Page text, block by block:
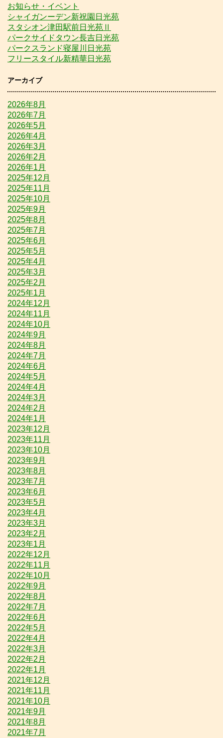
お知らせ・イベント
シャイガンーデン新祝園日光苑
スタシオン津田駅前日光苑Ⅱ
パークサイドタウン長吉日光苑
パークスランド寝屋川日光苑
フリースタイル新精華日光苑
アーカイブ
2026年8月
2026年7月
2026年5月
2026年4月
2026年3月
2026年2月
2026年1月
2025年12月
2025年11月
2025年10月
2025年9月
2025年8月
2025年7月
2025年6月
2025年5月
2025年4月
2025年3月
2025年2月
2025年1月
2024年12月
2024年11月
2024年10月
2024年9月
2024年8月
2024年7月
2024年6月
2024年5月
2024年4月
2024年3月
2024年2月
2024年1月
2023年12月
2023年11月
2023年10月
2023年9月
2023年8月
2023年7月
2023年6月
2023年5月
2023年4月
2023年3月
2023年2月
2023年1月
2022年12月
2022年11月
2022年10月
2022年9月
2022年8月
2022年7月
2022年6月
2022年5月
2022年4月
2022年3月
2022年2月
2022年1月
2021年12月
2021年11月
2021年10月
2021年9月
2021年8月
2021年7月